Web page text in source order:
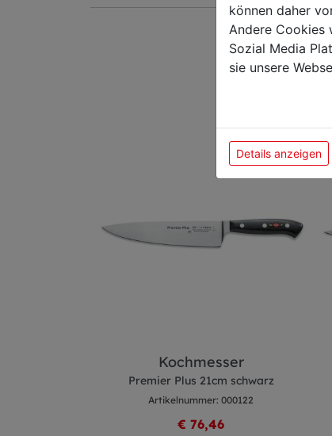
Das
Kochmesser
Premier Plus 21cm schwarz
Artikelnummer: 000122
€ 76,46
können daher
Andere Cookies
Sozial Media
sie unsere
Details anzeigen